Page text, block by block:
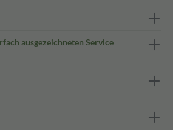
ausgezeichneten Service